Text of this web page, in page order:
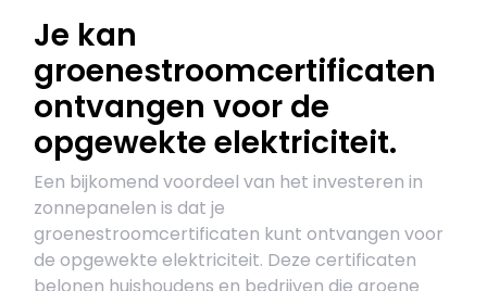
Je kan
groenestroomcertificaten
ontvangen voor de
opgewekte elektriciteit.
Een bijkomend voordeel van het investeren in
zonnepanelen is dat je
groenestroomcertificaten kunt ontvangen voor
de opgewekte elektriciteit. Deze certificaten